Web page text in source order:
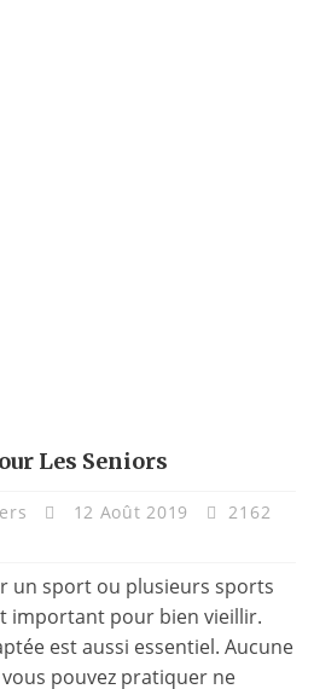
Les Seniors
12 Août 2019
2162
un sport ou plusieurs sports
important pour bien vieillir.
est aussi essentiel. Aucune
pouvez pratiquer ne